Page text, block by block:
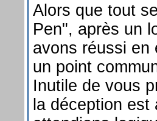
Alors que tout
Pen", après un
avons réussi en
un point
Inutile de vous
la déception